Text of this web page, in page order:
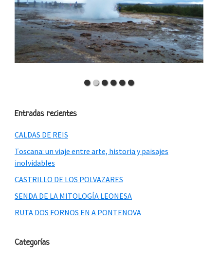
Entradas recientes
CALDAS DE REIS
Toscana: un viaje entre arte, historia y paisajes
inolvidables
CASTRILLO DE LOS POLVAZARES
SENDA DE LA MITOLOGÍA LEONESA
RUTA DOS FORNOS EN A PONTENOVA
Categorías